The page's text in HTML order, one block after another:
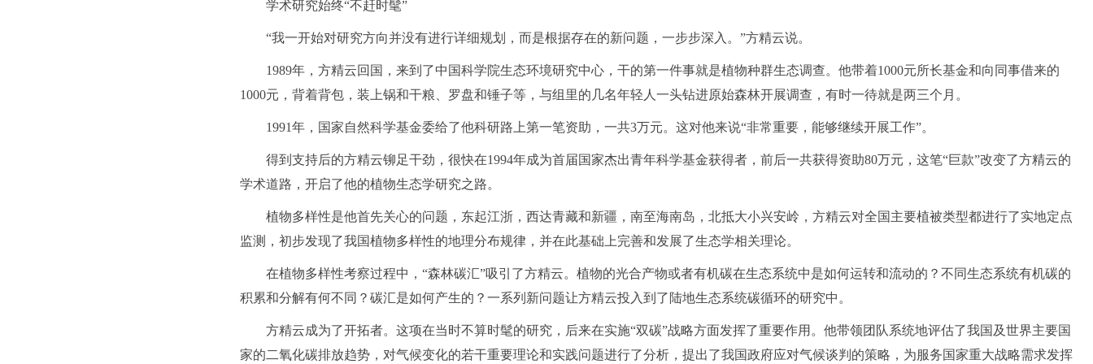
学术研究始终“不赶时髦”
“我一开始对研究方向并没有进行详细规划，而是根据存在的新问题，一步步深入。”方精云说。
1989年，方精云回国，来到了中国科学院生态环境研究中心，干的第一件事就是植物种群生态调查。他带着1000元所长基金和向同事借来的
1000元，背着背包，装上锅和干粮、罗盘和锤子等，与组里的几名年轻人一头钻进原始森林开展调查，有时一待就是两三个月。
1991年，国家自然科学基金委给了他科研路上第一笔资助，一共3万元。这对他来说“非常重要，能够继续开展工作”。
得到支持后的方精云铆足干劲，很快在1994年成为首届国家杰出青年科学基金获得者，前后一共获得资助80万元，这笔“巨款”改变了方精云的
学术道路，开启了他的植物生态学研究之路。
植物多样性是他首先关心的问题，东起江浙，西达青藏和新疆，南至海南岛，北抵大小兴安岭，方精云对全国主要植被类型都进行了实地定点
监测，初步发现了我国植物多样性的地理分布规律，并在此基础上完善和发展了生态学相关理论。
在植物多样性考察过程中，“森林碳汇”吸引了方精云。植物的光合产物或者有机碳在生态系统中是如何运转和流动的？不同生态系统有机碳的
积累和分解有何不同？碳汇是如何产生的？一系列新问题让方精云投入到了陆地生态系统碳循环的研究中。
方精云成为了开拓者。这项在当时不算时髦的研究，后来在实施“双碳”战略方面发挥了重要作用。他带领团队系统地评估了我国及世界主要国
家的二氧化碳排放趋势，对气候变化的若干重要理论和实践问题进行了分析，提出了我国政府应对气候谈判的策略，为服务国家重大战略需求发挥